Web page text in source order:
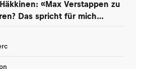
«Max Verstappen zu
Das spricht für mich